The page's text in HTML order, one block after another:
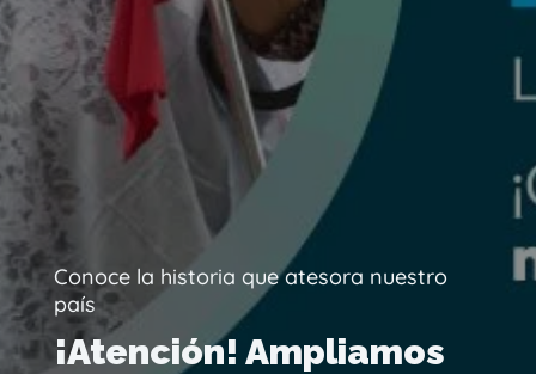
Conoce la historia que atesora nuestro
país
¡Atención! Ampliamos